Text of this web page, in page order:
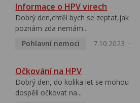
Informace o HPV virech
Dobrý den,chtěl bych se zeptat,jak
poznám zda nemám...
Pohlavní nemoci
7.10.2023
Očkování na HPV
Dobrý den, do kolika let se mohou
dospělí očkovat na...